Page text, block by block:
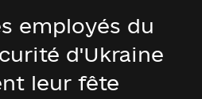
employés du
d'Ukraine
leur fête